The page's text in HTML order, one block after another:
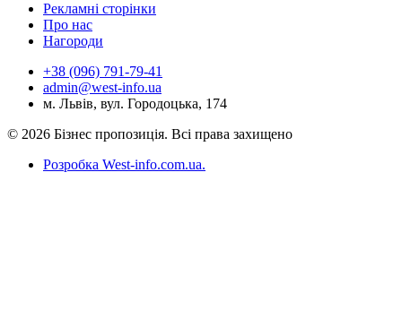
Рекламні сторінки
Про нас
Нагороди
+38 (096) 791-79-41
admin@west-info.ua
м. Львів, вул. Городоцька, 174
© 2026 Бізнес пропозиція. Всі права захищено
Розробка West-info.com.ua.